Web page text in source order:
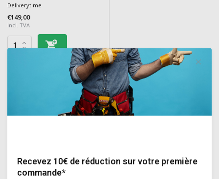
Deliverytime
€149,00
Incl. TVA
BRN Belgian Recycle Network
BRN (Belgian Recycle Network) est une entreprise belge spécialisée
dans la gestion des déchets de construction. Elle propose une
capacité de 1 mètre cube, permettant de collecter jusqu'à 1 500 kg de
déchets mélangés. Après utilisation, le sac est collecté dans un délai
Recevez 10€ de réduction sur votre première
commande*